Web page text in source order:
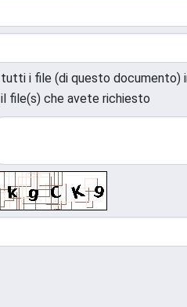
tutti i file (di questo documento)
il file(s) che avete richiesto